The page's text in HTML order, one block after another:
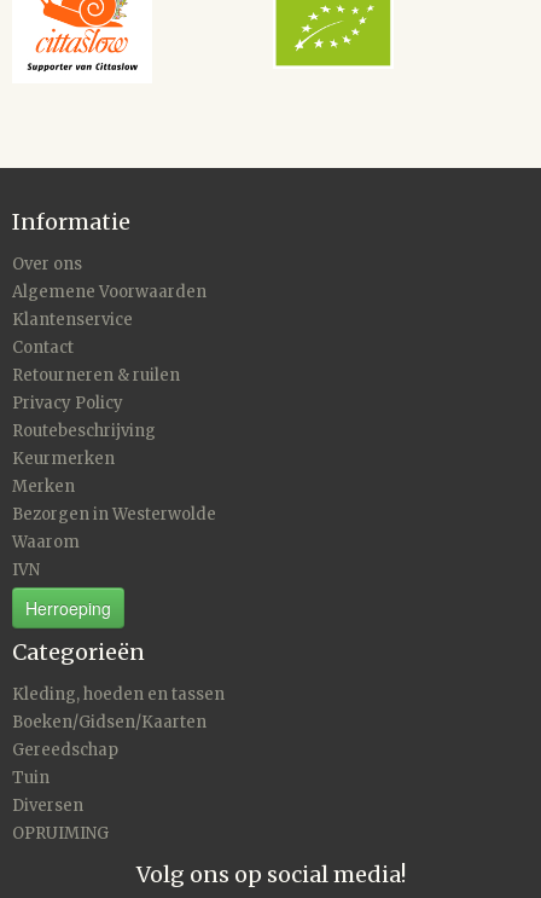
Informatie
Over ons
Algemene Voorwaarden
Klantenservice
Contact
Retourneren & ruilen
Privacy Policy
Routebeschrijving
Keurmerken
Merken
Bezorgen in Westerwolde
Waarom
IVN
Herroeping
Categorieën
Kleding, hoeden en tassen
Boeken/Gidsen/Kaarten
Gereedschap
Tuin
Diversen
OPRUIMING
Volg ons op social media!